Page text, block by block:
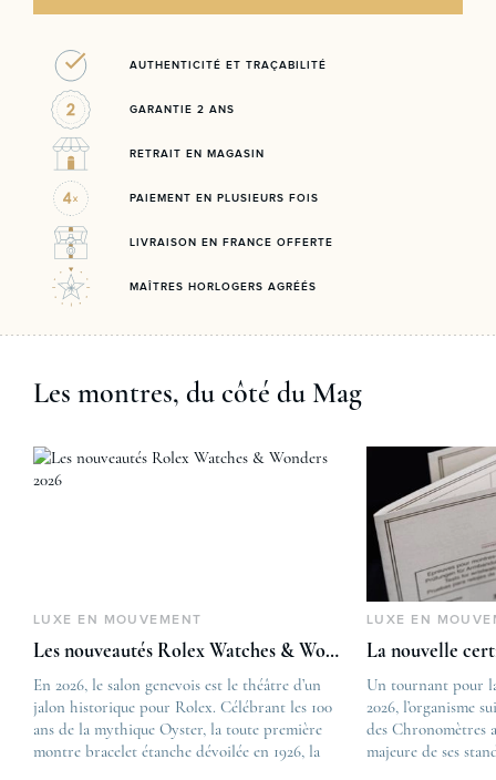
AUTHENTICITÉ ET TRAÇABILITÉ
GARANTIE 2 ANS
RETRAIT EN MAGASIN
PAIEMENT EN PLUSIEURS FOIS
LIVRAISON EN FRANCE OFFERTE
MAÎTRES HORLOGERS AGRÉÉS
Les montres, du côté du Mag
LUXE EN MOUVEMENT
Les nouveautés Rolex Watches & Wonders 2026
En 2026, le salon genevois est le théâtre d’un
jalon historique pour Rolex. Célébrant les 100
ans de la mythique Oyster, la toute première
montre bracelet étanche dévoilée en 1926, la
The post
Les nouveautés
first appeared on
Lovetime
LUXE EN
La nouvelle
Un tournant pour
2026, l’organisme
des Chronomètres
majeure de ses